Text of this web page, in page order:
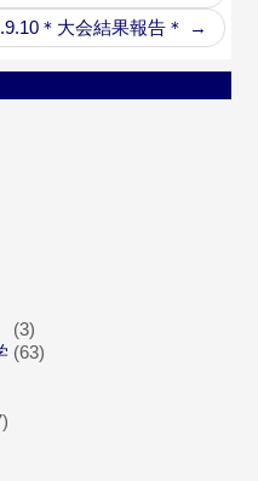
＊大会結果報告＊
→
(3)
(63)